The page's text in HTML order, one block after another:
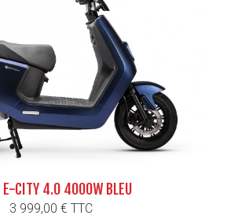
E-CITY 4.0 4000W BLEU
Prix
3 999,00 € TTC